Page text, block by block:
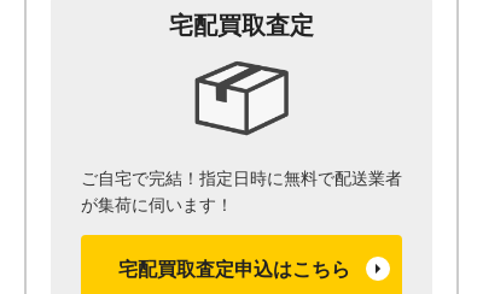
宅配買取査定
ご自宅で完結！指定日時に無料で配送業者
が集荷に伺います！
宅配買取査定申込はこちら